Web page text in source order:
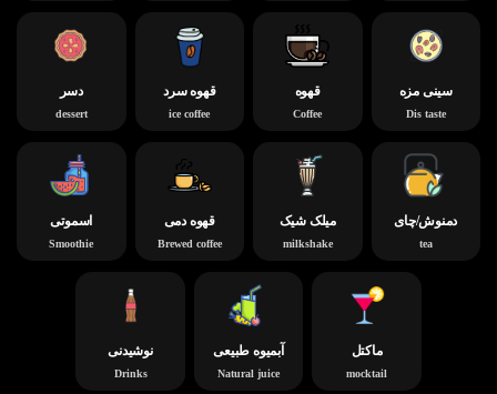
سینی مزه
Dis taste
قهوه
Coffee
قهوه سرد
ice coffee
دسر
dessert
دمنوش/چای
tea
میلک شیک
milkshake
قهوه دمی
Brewed coffee
اسموتی
Smoothie
ماکتل
mocktail
آبمیوه طبیعی
Natural juice
نوشیدنی
Drinks